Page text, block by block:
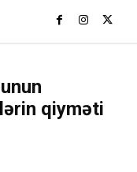
qiyməti